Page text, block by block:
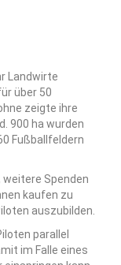
Landwirte
über 50
zeigte ihre
900 ha wurden
Fußballfeldern
Spenden
kaufen zu
auszubilden.
parallel
im Falle eines